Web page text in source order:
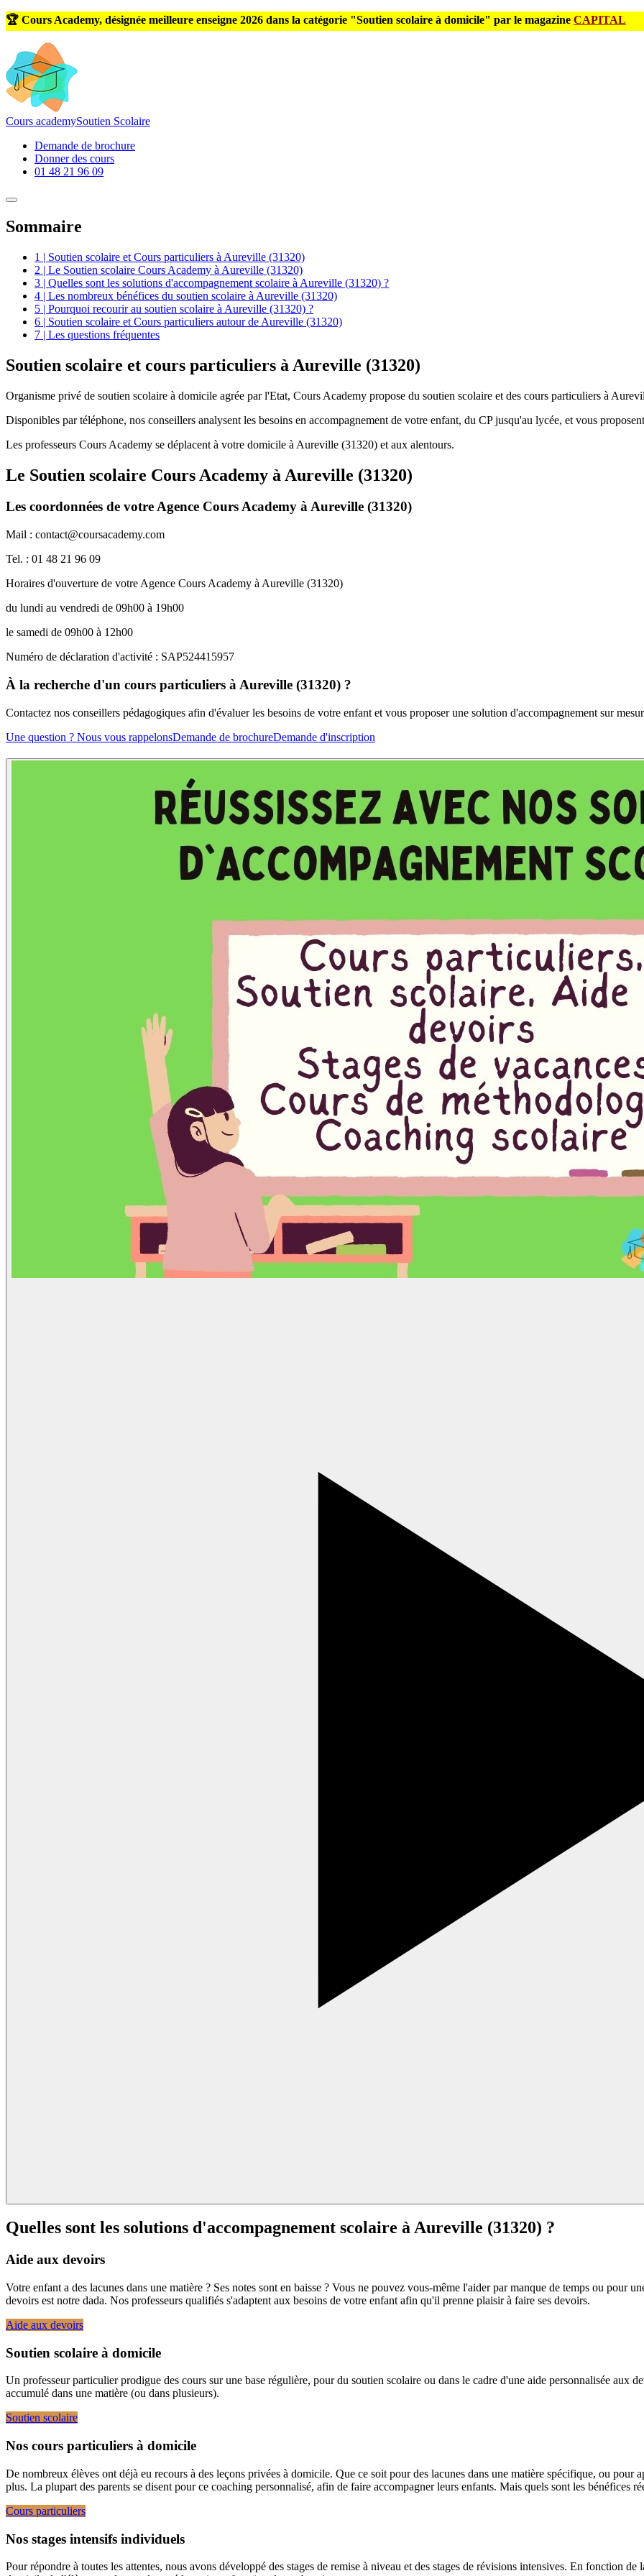
🏆 Cours Academy, désignée meilleure enseigne 2026 dans la catégorie "Soutien scolaire à domicile" par le magazine CAPITAL
Cours academySoutien Scolaire
Demande de brochure
Donner des cours
01 48 21 96 09
Sommaire
1 | Soutien scolaire et Cours particuliers à Aureville (31320)
2 | Le Soutien scolaire Cours Academy à Aureville (31320)
3 | Quelles sont les solutions d'accompagnement scolaire à Aureville (31320) ?
4 | Les nombreux bénéfices du soutien scolaire à Aureville (31320)
5 | Pourquoi recourir au soutien scolaire à Aureville (31320) ?
6 | Soutien scolaire et Cours particuliers autour de Aureville (31320)
7 | Les questions fréquentes
Soutien scolaire et cours particuliers à Aureville (31320)
Organisme privé de soutien scolaire à domicile agrée par l'Etat, Cours Academy propose du soutien scolaire et des cours particuliers à
Disponibles par téléphone, nos conseillers analysent les besoins en accompagnement de votre enfant, du CP jusqu'au lycée, et vous
Les professeurs Cours Academy se déplacent à votre domicile à Aureville (31320) et aux alentours.
Le Soutien scolaire Cours Academy à Aureville (31320)
Les coordonnées de votre Agence Cours Academy à Aureville (31320)
Mail : contact@coursacademy.com
Tel. : 01 48 21 96 09
Horaires d'ouverture de votre Agence Cours Academy à Aureville (31320)
du lundi au vendredi de 09h00 à 19h00
le samedi de 09h00 à 12h00
Numéro de déclaration d'activité : SAP524415957
À la recherche d'un cours particuliers à Aureville (31320) ?
Contactez nos conseillers pédagogiques afin d'évaluer les besoins de votre enfant et vous proposer une solution d'accompagnement sur
Une question ? Nous vous rappelonsDemande de brochureDemande d'inscription
Quelles sont les solutions d'accompagnement scolaire àAureville (31320) ?
Aide aux devoirs
Votre enfant a des lacunes dans une matière ? Ses notes sont en baisse ? Vous ne pouvez vous-même l'aider par manque de temps ou pour
devoirs est notre dada. Nos professeurs qualifiés s'adaptent aux besoins de votre enfant afin qu'il prenne plaisir à faire ses devoirs.
Aide aux devoirs
Soutien scolaire à domicile
Un professeur particulier prodigue des cours sur une base régulière, pour du soutien scolaire ou dans le cadre d'une aide personnalisée aux
accumulé dans une matière (ou dans plusieurs).
Soutien scolaire
Nos cours particuliers à domicile
De nombreux élèves ont déjà eu recours à des leçons privées à domicile. Que ce soit pour des lacunes dans une matière spécifique, ou pour
plus. La plupart des parents se disent pour ce coaching personnalisé, afin de faire accompagner leurs enfants. Mais quels sont les bénéfices
Cours particuliers
Nos stages intensifs individuels
Pour répondre à toutes les attentes, nous avons développé des stages de remise à niveau et des stages de révisions intensives. En fonction